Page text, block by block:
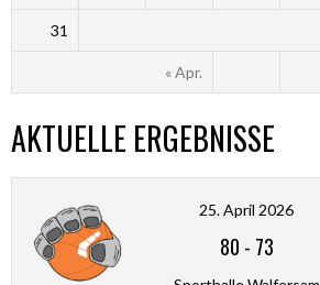
« Apr.
31
AKTUELLE ERGEBNISSE
25. April 2026
80 - 73